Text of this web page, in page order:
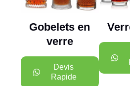
Gobelets en
verre
Devis
Rapide